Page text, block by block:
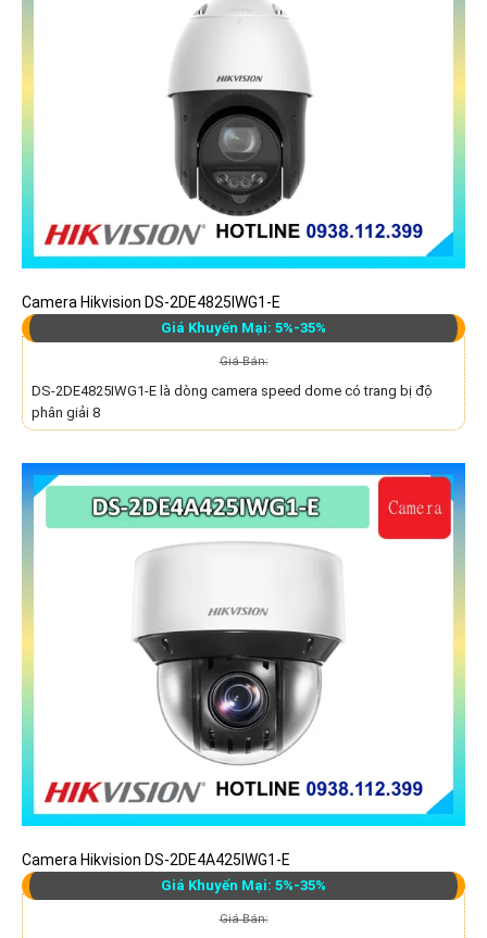
Camera Hikvision DS-2DE4825IWG1-E
Giá Khuyến Mại: 5%-35%
Giá Bán:
DS-2DE4825IWG1-E là dòng camera speed dome có trang bị độ
phân giải 8
Camera Hikvision DS-2DE4A425IWG1-E
Giá Khuyến Mại: 5%-35%
Giá Bán: